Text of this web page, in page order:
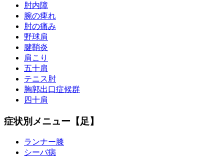
肘内障
腕の痺れ
肘の痛み
野球肩
腱鞘炎
肩こり
五十肩
テニス肘
胸郭出口症候群
四十肩
症状別メニュー【足】
ランナー膝
シーバ病